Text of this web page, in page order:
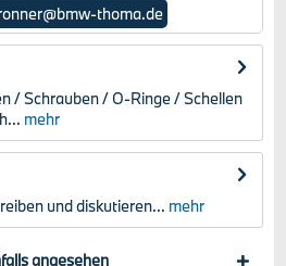
thoma.de
Bronner
/ Schrauben / O-Ringe / Schellen
mehr
und diskutieren... mehr
angesehen